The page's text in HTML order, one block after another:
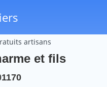
artisans
et fils